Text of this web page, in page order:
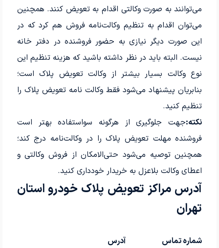
می‌توانند به صورت وکالتی اقدام به تعویض کنند. همچنین
می‌توان اقدام به تنظیم وکالت‌نامه فروش هم کرد که در
این صورت دیگر نیازی به حضور فروشنده در دفتر خانه
نیست. البته باید در نظر داشته باشید که هزینه تنظیم این
نوع وکالت بسیار بیشتر از وکالت تعویض پلاک است؛
بنابریان پیشنهاد می‌شود فقط وکالت نامه تعویض پلاک را
تنظیم کنید.
نکته:جهت جلوگیری از هرگونه سواستفاده بهتر است
فروشنده مهلت تعویض پلاک را در وکالت‌نامه درج کند؛
همچنین توصیه می‌شود حتی‌الامکان از فروش وکالتی و
اعطای وکالت بلاعزل به خریدار خودداری کنید.
آدرس مراکز تعویض پلاک خودرو استان
تهران
شماره تماس آدرس